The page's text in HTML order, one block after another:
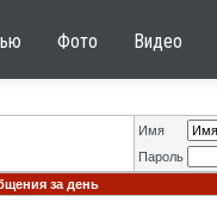
Фото Видео
Имя
Пароль
за день